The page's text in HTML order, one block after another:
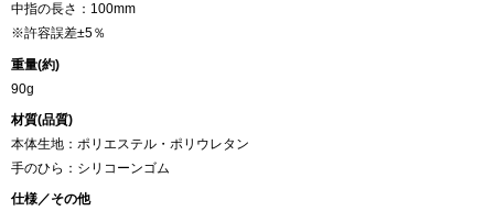
中指の長さ：100mm
※許容誤差±5％
重量(約)
90g
材質(品質)
本体生地：ポリエステル・ポリウレタン
手のひら：シリコーンゴム
仕様／その他